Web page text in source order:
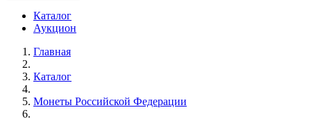
Каталог
Аукцион
Главная
Каталог
Монеты Российской Федерации